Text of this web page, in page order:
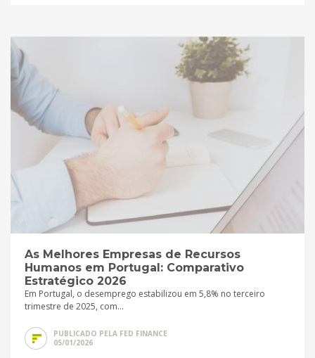
As Melhores Empresas de Recursos
Humanos em Portugal: Comparativo
Estratégico 2026
Em Portugal, o desemprego estabilizou em 5,8% no terceiro
trimestre de 2025, com...
PUBLICADO PELA FED FINANCE
05/01/2026